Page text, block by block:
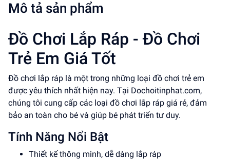
Mô tả sản phẩm
Đồ Chơi Lắp Ráp - Đồ Chơi
Trẻ Em Giá Tốt
Đồ chơi lắp ráp là một trong những loại đồ chơi trẻ em
được yêu thích nhất hiện nay. Tại Dochoitinphat.com,
chúng tôi cung cấp các loại đồ chơi lắp ráp giá rẻ, đảm
bảo an toàn cho bé và giúp bé phát triển tư duy.
Tính Năng Nổi Bật
Thiết kế thông minh, dễ dàng lắp ráp